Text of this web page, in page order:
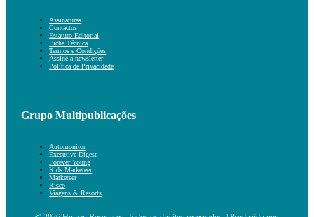
Assinaturas
Contactos
Estatuto Editorial
Ficha Técnica
Termos e Condições
Assine a newsletter
Política de Privacidade
Grupo Multipublicações
Automonitor
Executive Digest
Forever Young
Kids Marketeer
Marketeer
Risco
Viagens & Resorts